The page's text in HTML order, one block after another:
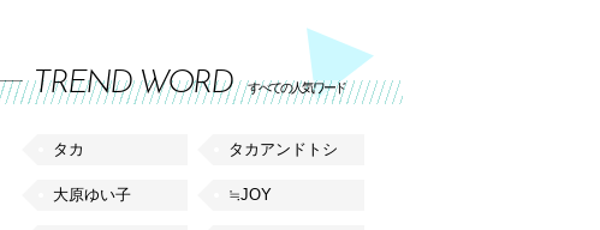
TREND WORD すべての人気ワード
タカ タカアンドトシ
大原ゆい子 ≒JOY